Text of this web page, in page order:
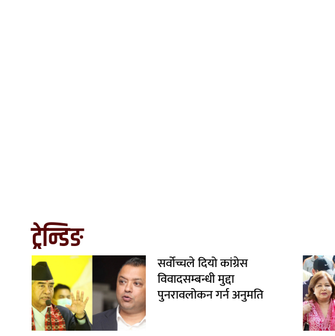
ट्रेन्डिङ
सर्वोच्चले दियो कांग्रेस
विवादसम्बन्धी मुद्दा
पुनरावलोकन गर्न अनुमति